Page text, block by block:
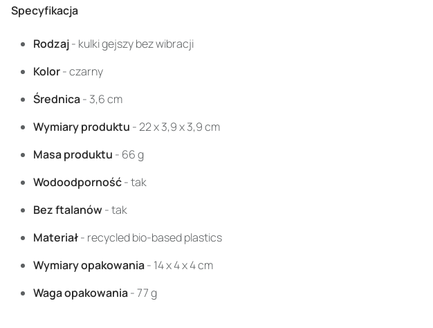
Specyfikacja
Rodzaj- kulki gejszy bez wibracji
Kolor- czarny
Średnica- 3,6 cm
Wymiary produktu - 22 x 3,9 x 3,9 cm
Masa produktu - 66 g
Wodoodporność- tak
Bez ftalanów- tak
Materiał- recycled bio-based plastics
Wymiary opakowania- 14 x 4 x 4 cm
Waga opakowania- 77 g